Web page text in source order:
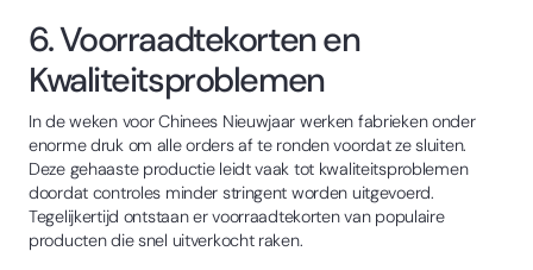
6. Voorraadtekorten en
Kwaliteitsproblemen
In de weken voor Chinees Nieuwjaar werken fabrieken onder
enorme druk om alle orders af te ronden voordat ze sluiten.
Deze gehaaste productie leidt vaak tot kwaliteitsproblemen
doordat controles minder stringent worden uitgevoerd.
Tegelijkertijd ontstaan er voorraadtekorten van populaire
producten die snel uitverkocht raken.